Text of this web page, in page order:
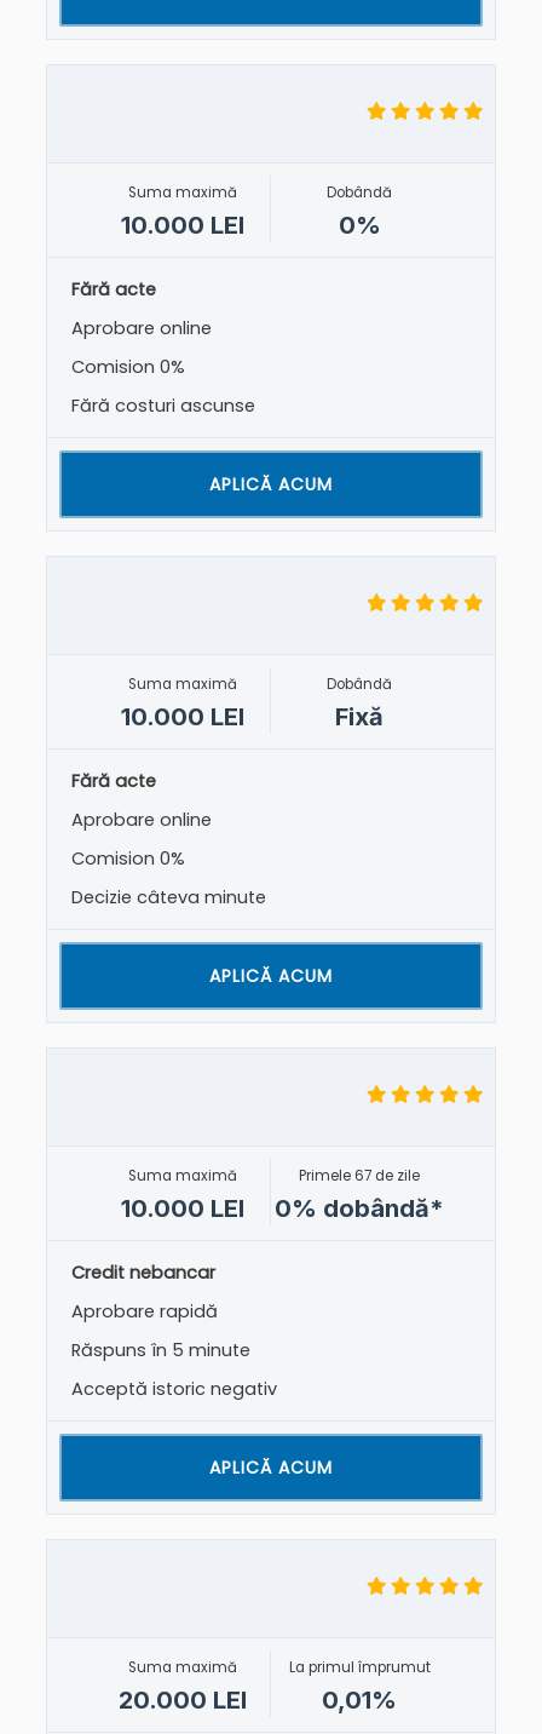
Suma maximă
10.000 LEI
Dobândă
0%
Fără acte
Aprobare online
Comision 0%
Fără costuri ascunse
APLICĂ ACUM
Suma maximă
10.000 LEI
Dobândă
Fixă
Fără acte
Aprobare online
Comision 0%
Decizie câteva minute
APLICĂ ACUM
Suma maximă
10.000 LEI
Primele 67 de zile
0% dobândă*
Credit nebancar
Aprobare rapidă
Răspuns în 5 minute
Acceptă istoric negativ
APLICĂ ACUM
Suma maximă
20.000 LEI
La primul împrumut
0,01%